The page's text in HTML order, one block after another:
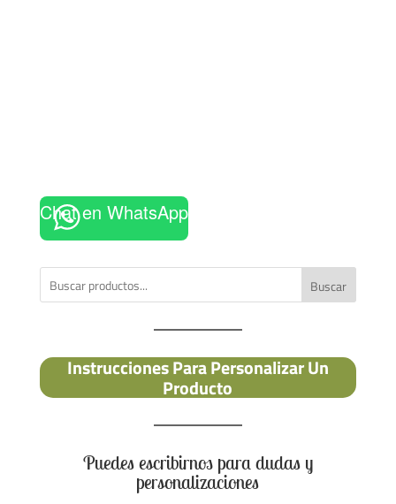
Chat en WhatsApp
Buscar
Instrucciones Para Personalizar Un
Producto
Puedes escribirnos para dudas y
personalizaciones